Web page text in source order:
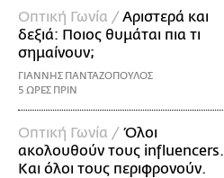
Οπτική Γωνία /Αριστερά και
δεξιά: Ποιος θυμάται πια τι
σημαίνουν;
ΓΙΑΝΝΗΣ ΠΑΝΤΑΖΟΠΟΥΛΟΣ
5 ΩΡΕΣ ΠΡΙΝ
Οπτική Γωνία /Όλοι
ακολουθούν τους influencers.
Και όλοι τους περιφρονούν.